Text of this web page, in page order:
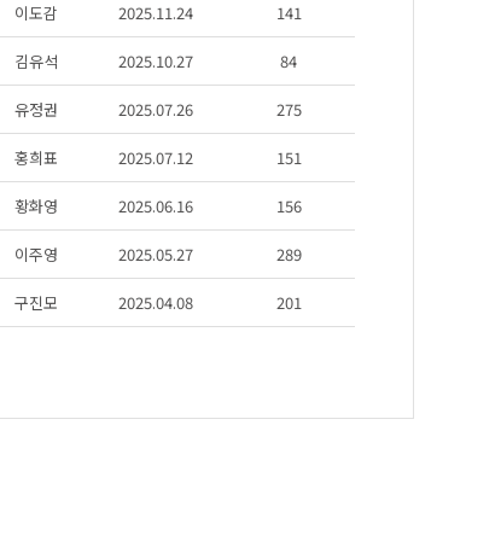
이도감 2025.11.24 141
김유석 2025.10.27 84
유정권 2025.07.26 275
홍희표 2025.07.12 151
황화영 2025.06.16 156
이주영 2025.05.27 289
구진모 2025.04.08 201